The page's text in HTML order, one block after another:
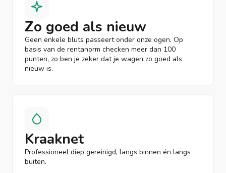
Zo goed als nieuw
Geen enkele bluts passeert onder onze ogen. Op
basis van de rentanorm checken meer dan 100
punten, zo ben je zeker dat je wagen zo goed als
nieuw is.
Kraaknet
Professioneel diep gereinigd, langs binnen én langs
buiten.